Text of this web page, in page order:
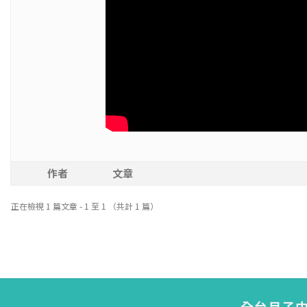
作者 文章
正在檢視 1 篇文章 - 1 至 1 （共計 1 篇）